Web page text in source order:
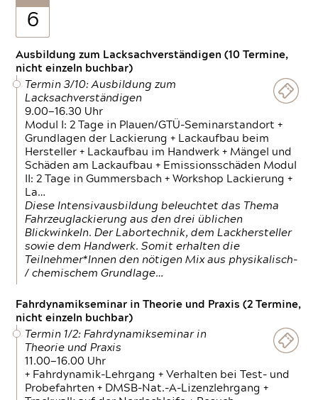
6
Ausbildung zum Lacksachverständigen (10 Termine,
nicht einzeln buchbar)
Termin 3/10: Ausbildung zum
Lacksachverständigen
9.00—16.30 Uhr
Modul I: 2 Tage in Plauen/GTÜ-Seminarstandort +
Grundlagen der Lackierung + Lackaufbau beim
Hersteller + Lackaufbau im Handwerk + Mängel und
Schäden am Lackaufbau + Emissionsschäden Modul
II: 2 Tage in Gummersbach + Workshop Lackierung +
La…
Diese Intensivausbildung beleuchtet das Thema
Fahrzeuglackierung aus den drei üblichen
Blickwinkeln. Der Labortechnik, dem Lackhersteller
sowie dem Handwerk. Somit erhalten die
Teilnehmer*Innen den nötigen Mix aus physikalisch-
/ chemischem Grundlage…
Fahrdynamikseminar in Theorie und Praxis (2 Termine,
nicht einzeln buchbar)
Termin 1/2: Fahrdynamikseminar in
Theorie und Praxis
11.00—16.00 Uhr
+ Fahrdynamik-Lehrgang + Verhalten bei Test- und
Probefahrten + DMSB-Nat.-A-Lizenzlehrgang +